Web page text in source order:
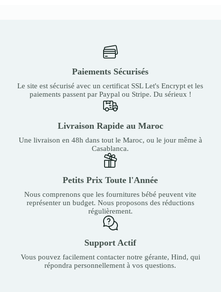
Paiements Sécurisés
Le site est sécurisé avec un certificat SSL Let's Encrypt et les
paiements passent par Paypal ou Stripe. Du sérieux !
Livraison Rapide au Maroc
Une livraison en 48h dans tout le Maroc, ou le jour même à
Casablanca.
Petits Prix Toute l'Année
Nous comprenons que les fournitures bébé peuvent vite
représenter un budget. Nous proposons des réductions
régulièrement.
Support Actif
Vous pouvez facilement contacter notre gérante, Hind, qui
répondra personnellement à vos questions.